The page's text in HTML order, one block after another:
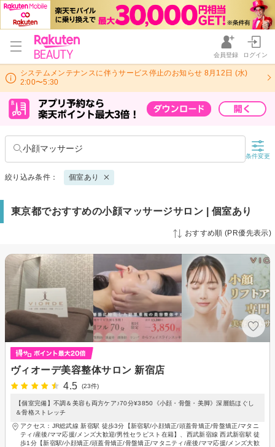
会員登録 ログイン
システムメンテナンスに伴うサービス停止のお知らせ 8月12日 (水)
2:00〜5:30
小顔マッサージ
条件変更
絞り込み条件： 個室あり
東京都でおすすめの小顔マッサージサロン | 個室あり
おすすめ順 (PR優先表示)
ヴィオーデ美容整体サロン 新宿店
4.5
(23件)
【個室完備】不調＆美容も両方ケア♪70分¥3850《小顔・骨盤・美脚》深層筋ほぐし
＆骨格ストレッチ
アクセス：JR総武線 新宿駅 徒歩3分【新宿駅/小顔矯正/頭蓋骨矯正/骨盤矯正/マタニ
ティ/産後/ママ応援/メンズ大歓迎/男性セラピスト在籍】、西武新宿線 西武新宿駅 徒
歩1分【新宿駅/小顔矯正/頭蓋骨矯正/骨盤矯正/マタニティ/産後/ママ応援/メンズ大歓